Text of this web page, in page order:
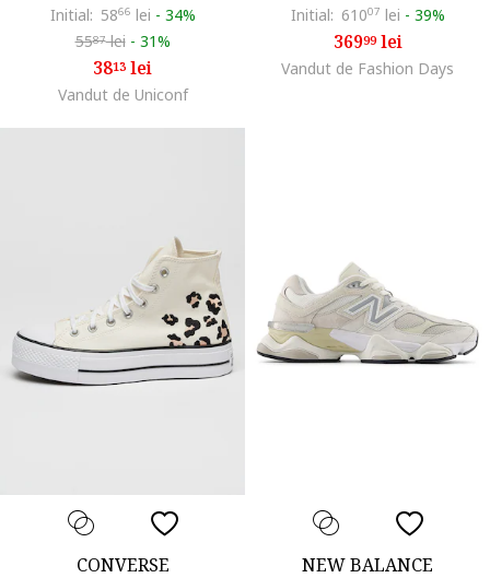
Initial: 5866 lei - 34%
5587lei - 31%
3813lei
Vandut de Uniconf
Initial: 61007 lei - 39%
36999lei
Vandut de Fashion Days
CONVERSE NEW BALANCE